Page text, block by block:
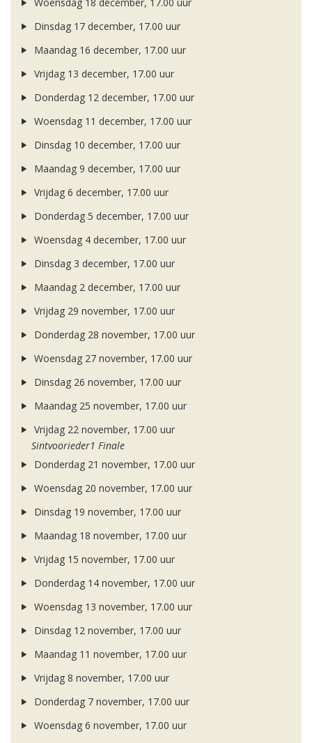
Woensdag 18 december, 17.00 uur
Dinsdag 17 december, 17.00 uur
Maandag 16 december, 17.00 uur
Vrijdag 13 december, 17.00 uur
Donderdag 12 december, 17.00 uur
Woensdag 11 december, 17.00 uur
Dinsdag 10 december, 17.00 uur
Maandag 9 december, 17.00 uur
Vrijdag 6 december, 17.00 uur
Donderdag 5 december, 17.00 uur
Woensdag 4 december, 17.00 uur
Dinsdag 3 december, 17.00 uur
Maandag 2 december, 17.00 uur
Vrijdag 29 november, 17.00 uur
Donderdag 28 november, 17.00 uur
Woensdag 27 november, 17.00 uur
Dinsdag 26 november, 17.00 uur
Maandag 25 november, 17.00 uur
Vrijdag 22 november, 17.00 uur
Sintvoorieder1 Finale
Donderdag 21 november, 17.00 uur
Woensdag 20 november, 17.00 uur
Dinsdag 19 november, 17.00 uur
Maandag 18 november, 17.00 uur
Vrijdag 15 november, 17.00 uur
Donderdag 14 november, 17.00 uur
Woensdag 13 november, 17.00 uur
Dinsdag 12 november, 17.00 uur
Maandag 11 november, 17.00 uur
Vrijdag 8 november, 17.00 uur
Donderdag 7 november, 17.00 uur
Woensdag 6 november, 17.00 uur